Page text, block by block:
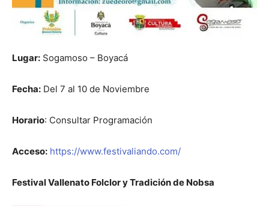
Lugar: Sogamoso – Boyacá
Fecha: Del 7 al 10 de Noviembre
Horario: Consultar Programación
Acceso: https://www.festivaliando.com/
Festival Vallenato Folclor y Tradición de Nobsa